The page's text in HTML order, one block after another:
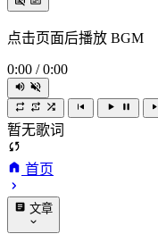
点击页面后播放 BGM
0:00 / 0:00
暂无歌词
首页
文章